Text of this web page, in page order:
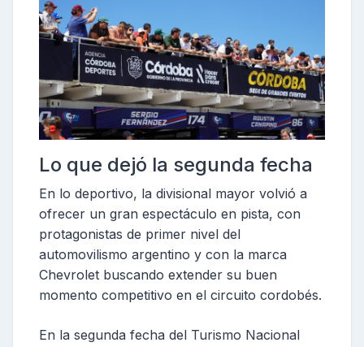
Lo que dejó la segunda fecha
En lo deportivo, la divisional mayor volvió a
ofrecer un gran espectáculo en pista, con
protagonistas de primer nivel del
automovilismo argentino y con la marca
Chevrolet buscando extender su buen
momento competitivo en el circuito cordobés.
En la segunda fecha del Turismo Nacional